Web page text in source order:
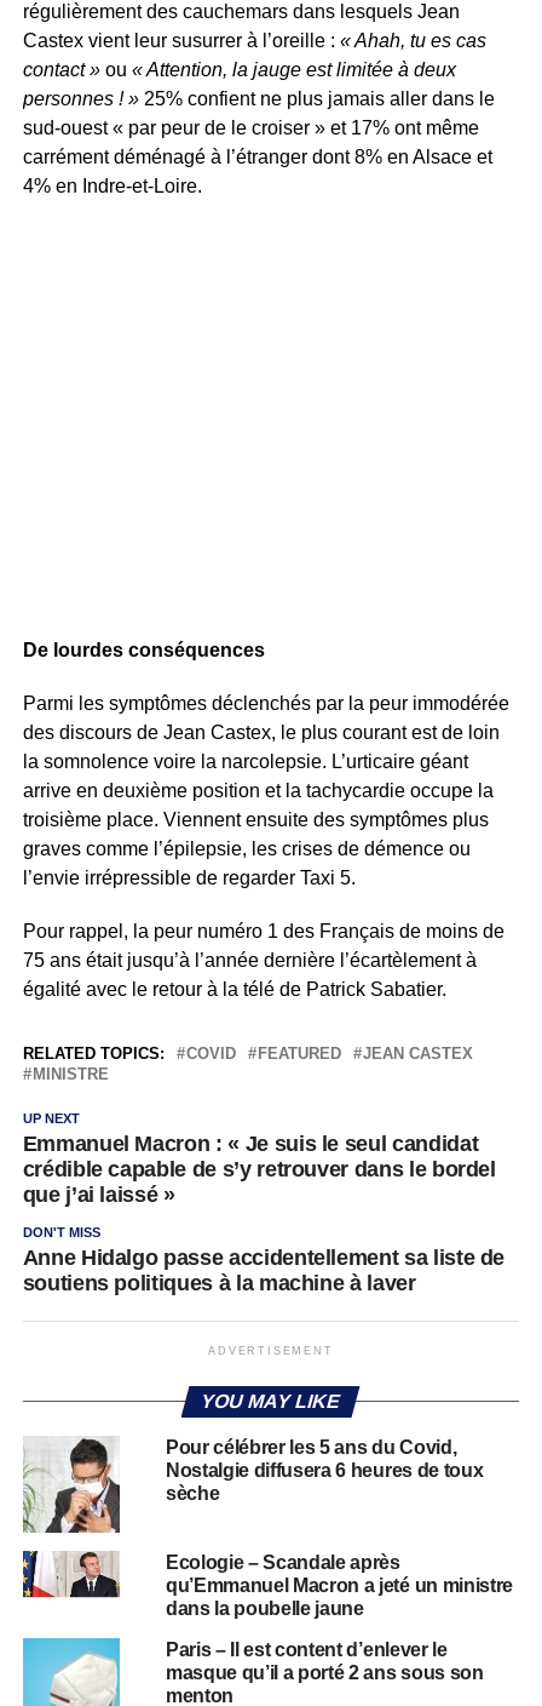
régulièrement des cauchemars dans lesquels Jean
Castex vient leur susurrer à l’oreille : « Ahah, tu es cas
contact »ou « Attention, la jauge est limitée à deux
personnes ! » 25% confient ne plus jamais aller dans le
sud-ouest « par peur de le croiser » et 17% ont même
carrément déménagé à l’étranger dont 8% en Alsace et
4% en Indre-et-Loire.
De lourdes conséquences
Parmi les symptômes déclenchés par la peur immodérée
des discours de Jean Castex, le plus courant est de loin
la somnolence voire la narcolepsie. L’urticaire géant
arrive en deuxième position et la tachycardie occupe la
troisième place. Viennent ensuite des symptômes plus
graves comme l’épilepsie, les crises de démence ou
l’envie irrépressible de regarder Taxi 5.
Pour rappel, la peur numéro 1 des Français de moins de
75 ans était jusqu’à l’année dernière l’écartèlement à
égalité avec le retour à la télé de Patrick Sabatier.
RELATED TOPICS: COVID FEATURED
JEAN CASTEX
MINISTRE
UP NEXT
Emmanuel Macron : « Je suis le seul candidat
crédible capable de s’y retrouver dans le bordel
que j’ai laissé »
DON'T MISS
Anne Hidalgo passe accidentellement sa liste de
soutiens politiques à la machine à laver
ADVERTISEMENT
YOU MAY LIKE
Pour célébrer les 5 ans du Covid,
Nostalgie diffusera 6 heures de toux
sèche
Ecologie – Scandale après
qu’Emmanuel Macron a jeté un ministre
dans la poubelle jaune
Paris – Il est content d’enlever le
masque qu’il a porté 2 ans sous son
menton